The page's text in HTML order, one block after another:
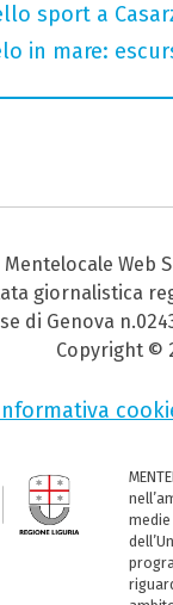
sport a
in mare:
Mentelocale Web
giornalistica
di Genova
Copyright ©
medie